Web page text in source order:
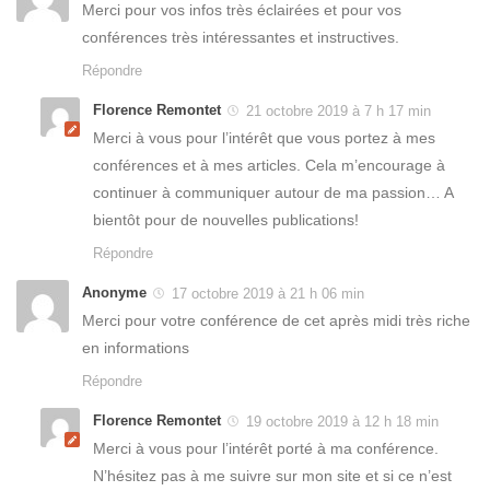
Merci pour vos infos très éclairées et pour vos
conférences très intéressantes et instructives.
Répondre
Florence Remontet 21 octobre 2019 à 7 h 17 min
Merci à vous pour l’intérêt que vous portez à mes
conférences et à mes articles. Cela m’encourage à
continuer à communiquer autour de ma passion… A
bientôt pour de nouvelles publications!
Répondre
Anonyme 17 octobre 2019 à 21 h 06 min
Merci pour votre conférence de cet après midi très riche
en informations
Répondre
Florence Remontet 19 octobre 2019 à 12 h 18 min
Merci à vous pour l’intérêt porté à ma conférence.
N’hésitez pas à me suivre sur mon site et si ce n’est